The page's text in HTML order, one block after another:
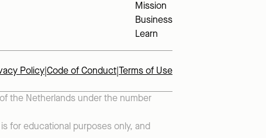
Mission
Business
Learn
Policy Code of Conduct Terms of Use
the Netherlands under the number
for educational purposes only, and